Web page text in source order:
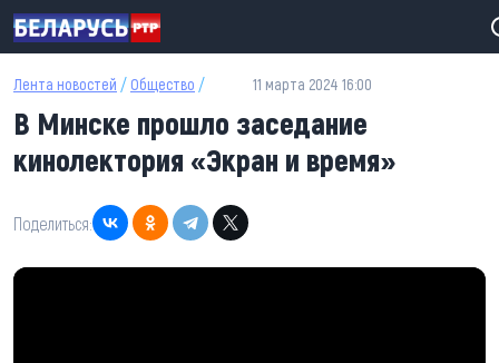
Перейти к основному содержанию
Лента новостей / Общество / 11 марта 2024 16:00
В Минске прошло заседание
кинолектория «Экран и время»
Поделиться: